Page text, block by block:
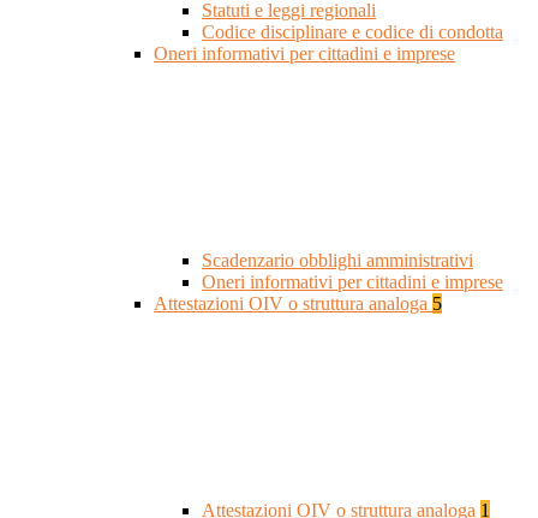
Statuti e leggi regionali
Codice disciplinare e codice di condotta
Oneri informativi per cittadini e imprese
Scadenzario obblighi amministrativi
Oneri informativi per cittadini e imprese
Attestazioni OIV o struttura analoga 5
Attestazioni OIV o struttura analoga 1